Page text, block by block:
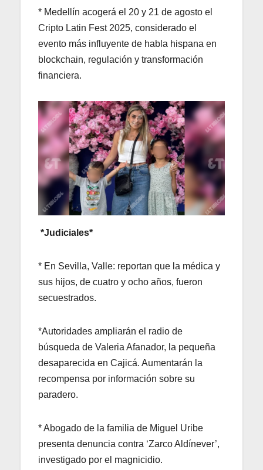
* Medellín acogerá el 20 y 21 de agosto el
Cripto Latin Fest 2025, considerado el
evento más influyente de habla hispana en
blockchain, regulación y transformación
financiera.
*Judiciales*
* En Sevilla, Valle: reportan que la médica y
sus hijos, de cuatro y ocho años, fueron
secuestrados.
*Autoridades ampliarán el radio de
búsqueda de Valeria Afanador, la pequeña
desaparecida en Cajicá. Aumentarán la
recompensa por información sobre su
paradero.
* Abogado de la familia de Miguel Uribe
presenta denuncia contra ‘Zarco Aldínever’,
investigado por el magnicidio.